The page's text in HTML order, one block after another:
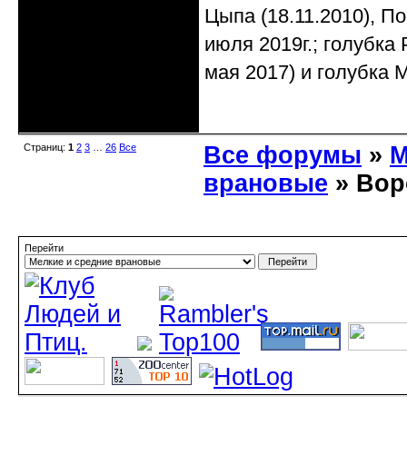
Цыпа (18.11.2010),
июля 2019г.;
мая 2017) и голубка
Страниц: 1 2 3 26 Все Все форумы »
врановые »
Перейти